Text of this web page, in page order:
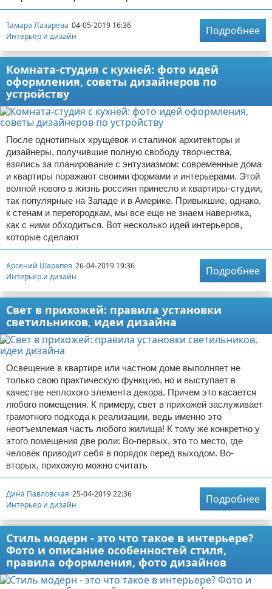
Тамара Лазарева 04-05-2019 16:36
Интерьер и дизайн
Подробнее
Комната-студия с кухней: фото идей
оформления, советы дизайнеров по
устройству
После однотипных хрущевок и сталинок архитекторы и
дизайнеры, получившие полную свободу творчества,
взялись за планирование с энтузиазмом: современные дома
и квартиры поражают своими формами и интерьерами. Этой
волной нового в жизнь россиян принесло и квартиры-студии,
так популярные на Западе и в Америке. Привыкшие, однако,
к стенам и перегородкам, мы все еще не знаем наверняка,
как с ними обходиться. Вот несколько идей интерьеров,
которые сделают
Арсений Шарапов 26-04-2019 19:36
Интерьер и дизайн
Подробнее
Свет в прихожей: правила установки
светильников, идеи дизайна
Освещение в квартире или частном доме выполняет не
только свою практическую функцию, но и выступает в
качестве неплохого элемента декора. Причем это касается
любого помещения. К примеру, свет в прихожей заслуживает
грамотного подхода к реализации, ведь именно это
неотъемлемая часть любого жилища! К тому же конкретно у
этого помещения две роли: Во-первых, это то место, где
человек приводит себя в порядок перед выходом. Во-
вторых, прихожую можно считать
Дина Павловская 25-04-2019 22:36
Интерьер и дизайн
Подробнее
Стиль модерн - это что такое в интерьере?
Фото и описание особенностей стиля,
правила оформления, фото дизайнов